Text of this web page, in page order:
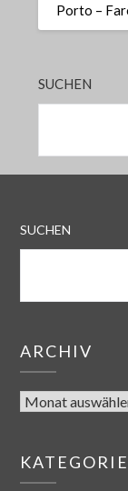
Porto –
SUCHEN
SUCHEN
ARCHIV